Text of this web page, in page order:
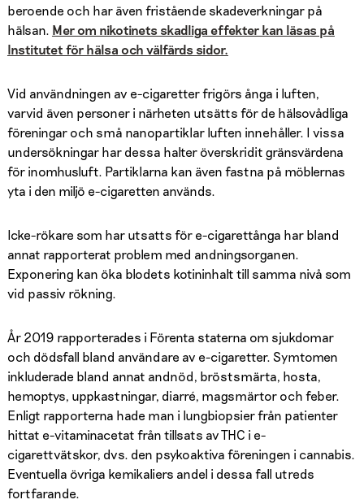
beroende och har även fristående skadeverkningar på
hälsan. Mer om nikotinets skadliga effekter kan läsas på
Institutet för hälsa och välfärds sidor.
Vid användningen av e-cigaretter frigörs ånga i luften,
varvid även personer i närheten utsätts för de hälsovådliga
föreningar och små nanopartiklar luften innehåller. I vissa
undersökningar har dessa halter överskridit gränsvärdena
för inomhusluft. Partiklarna kan även fastna på möblernas
yta i den miljö e-cigaretten används.
Icke-rökare som har utsatts för e-cigarettånga har bland
annat rapporterat problem med andningsorganen.
Exponering kan öka blodets kotininhalt till samma nivå som
vid passiv rökning.
År 2019 rapporterades i Förenta staterna om sjukdomar
och dödsfall bland användare av e-cigaretter. Symtomen
inkluderade bland annat andnöd, bröstsmärta, hosta,
hemoptys, uppkastningar, diarré, magsmärtor och feber.
Enligt rapporterna hade man i lungbiopsier från patienter
hittat e-vitaminacetat från tillsats av THC i e-
cigarettvätskor, dvs. den psykoaktiva föreningen i cannabis.
Eventuella övriga kemikaliers andel i dessa fall utreds
fortfarande.